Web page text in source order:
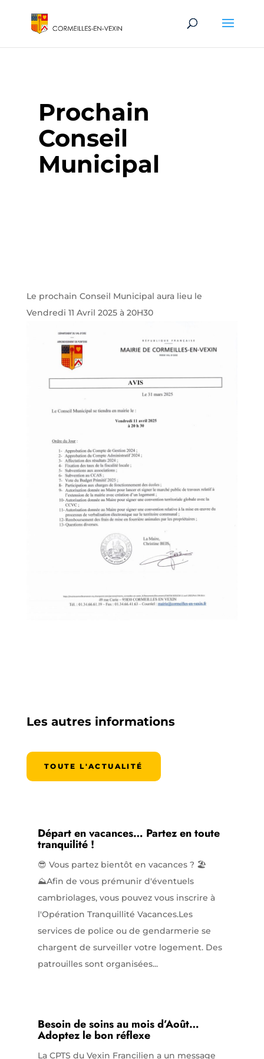
Prochain
Conseil
Municipal
Le prochain Conseil Municipal aura lieu le
Vendredi 11 Avril 2025 à 20H30
Les autres informations
TOUTE L'ACTUALITÉ
Départ en vacances… Partez en toute
tranquilité !
😎 Vous partez bientôt en vacances ? 🏖️
⛰️Afin de vous prémunir d'éventuels
cambriolages, vous pouvez vous inscrire à
l'Opération Tranquillité Vacances.Les
services de police ou de gendarmerie se
chargent de surveiller votre logement. Des
patrouilles sont organisées...
Besoin de soins au mois d’Août…
Adoptez le bon réflexe
La CPTS du Vexin Francilien a un message